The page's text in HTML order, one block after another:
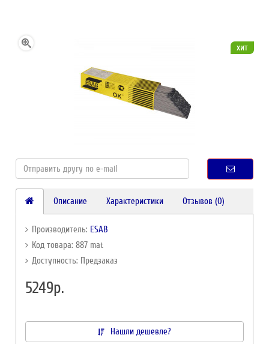
хит
Описание Характеристики Отзывов (0)
Производитель: ESAB
Код товара: 887 mat
Доступность: Предзаказ
5249р.
Нашли дешевле?